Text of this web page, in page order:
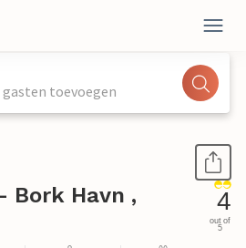
toevoegen
Bork Havn ,
4
out of
5